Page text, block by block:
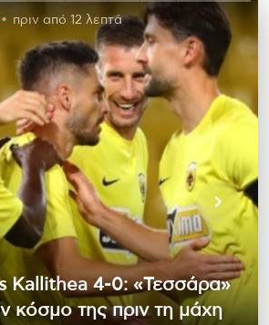
πριν από 12 λεπτά
Kallithea 4-0: «Τεσσάρα»
κόσμο της πριν τη μάχη